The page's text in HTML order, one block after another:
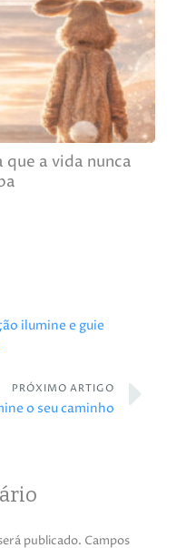
que a vida nunca
ilumine e guie
PRÓXIMO ARTIGO
o seu caminho
publicado. Campos